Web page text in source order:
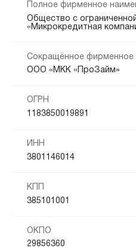
Полное фирменное
Общество с
«Микрокредитная
Сокращённое фирменное
ООО «МКК «ПроЗайм»
ОГРН
1183850019891
ИНН
3801146014
КПП
385101001
ОКПО
29856360